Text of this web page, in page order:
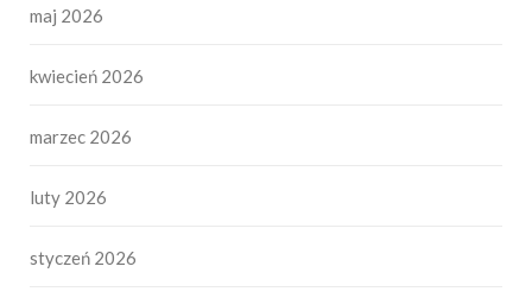
maj 2026
kwiecień 2026
marzec 2026
luty 2026
styczeń 2026